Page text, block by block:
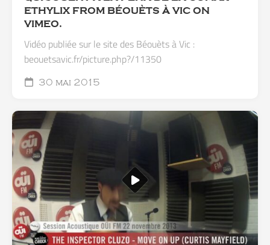
ETHYLIX FROM BÉOUÈTS À VIC ON
VIMEO.
Vidéo publiée sur le site des Béouèts à Vic :
beouetsavic.fr/picture.php?/11350
30 mai 2015